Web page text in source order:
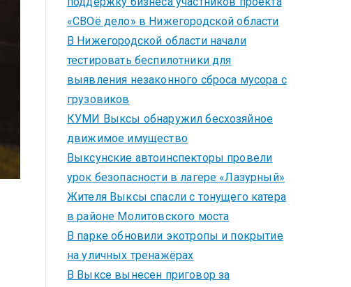
«СВОё дело» в Нижегородской области
В Нижегородской области начали
тестировать беспилотники для
выявления незаконного сброса мусора с
грузовиков
КУМИ Выксы обнаружил бесхозяйное
движимое имущество
Выксунские автоинспекторы провели
урок безопасности в лагере «Лазурный»
Жителя Выксы спасли с тонущего катера
в районе Молитовского моста
В парке обновили экотропы и покрытие
на уличных тренажёрах
В Выксе вынесен приговор за